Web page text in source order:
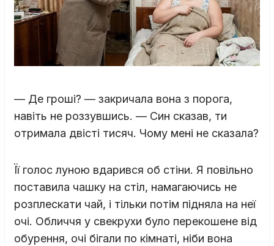
— Де гроші? — закричала вона з порога,
навіть не роззувшись. — Син сказав, ти
отримала двісті тисяч. Чому мені не сказала?
Її голос луною вдарився об стіни. Я повільно
поставила чашку на стіл, намагаючись не
розплескати чай, і тільки потім підняла на неї
очі. Обличчя у свекрухи було перекошене від
обурення, очі бігали по кімнаті, ніби вона